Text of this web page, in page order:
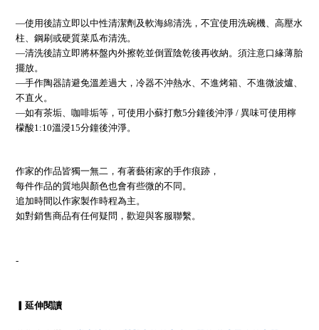
—使用後請立即以中性清潔劑及軟海綿清洗， 不宜使用洗碗機、高壓水
柱、鋼刷或硬質菜瓜布清洗。
—清洗後請立即將杯盤內外擦乾並倒置陰乾後再收納。 須注意口緣薄胎
擺放。
—手作陶器請避免溫差過大，冷器不沖熱水、不進烤箱、不進微波爐、
不直火。
—如有茶垢、咖啡垢等，可使用小蘇打敷5分鐘後沖淨 / 異味可使用檸
檬酸1:10溫浸15分鐘後沖淨。
作家的作品皆獨一無二，有著藝術家的手作痕跡，
每件作品的質地與顏色也會有些微的不同。
追加時間以作家製作時程為主。
如對銷售商品有任何疑問，歡迎與客服聯繫。
-
▎延伸閱讀